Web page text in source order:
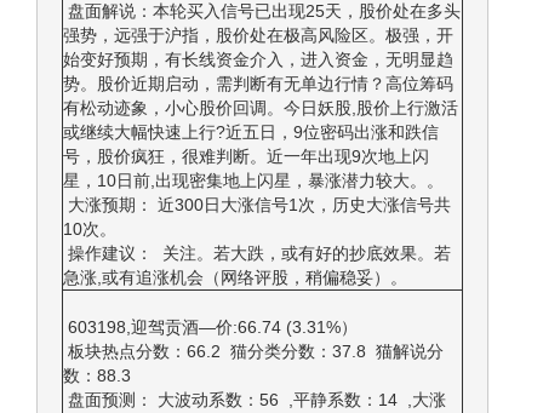
盘面解说：本轮买入信号已出现25天，股价处在多头
强势，远强于沪指，股价处在极高风险区。极强，开
始变好预期，有长线资金介入，进入资金，无明显趋
势。股价近期启动，需判断有无单边行情？高位筹码
有松动迹象，小心股价回调。今日妖股,股价上行激活
或继续大幅快速上行?近五日，9位密码出涨和跌信
号，股价疯狂，很难判断。近一年出现9次地上闪
星，10日前,出现密集地上闪星，暴涨潜力较大。。
大涨预期： 近300日大涨信号1次，历史大涨信号共
10次。
操作建议： 关注。若大跌，或有好的抄底效果。若
急涨,或有追涨机会（网络评股，稍偏稳妥）。
603198,迎驾贡酒—价:66.74 (3.31%）
板块热点分数：66.2 猫分类分数：37.8 猫解说分
数：88.3
盘面预测： 大波动系数：56 ,平静系数：14 ,大涨